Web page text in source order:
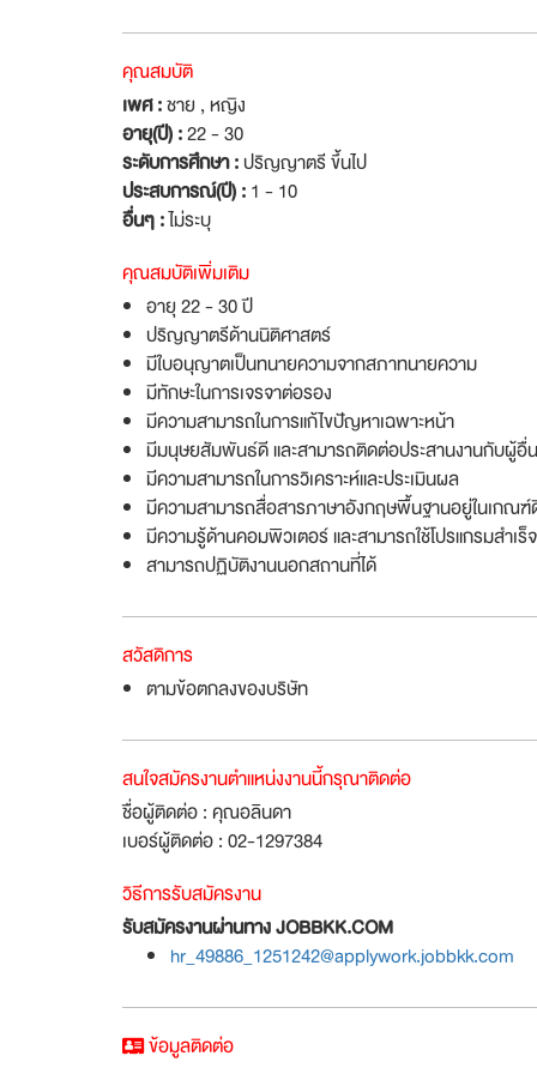
คุณสมบัติ
เพศ :ชาย , หญิง
อายุ(ปี) :22 - 30
ระดับการศึกษา :ปริญญาตรี ขึ้นไป
ประสบการณ์(ปี) :1 - 10
อื่นๆ :ไม่ระบุ
คุณสมบัติเพิ่มเติม
อายุ 22 - 30 ปี
ปริญญาตรีด้านนิติศาสตร์
มีใบอนุญาตเป็นทนายความจากสภาทนายความ
มีทักษะในการเจรจาต่อรอง
มีความสามารถในการแก้ไขปัญหาเฉพาะหน้า
มีมนุษยสัมพันธ์ดี และสามารถติดต่อประสานงานกับผู้อื่
มีความสามารถในการวิเคราะห์และประเมินผล
มีความสามารถสื่อสารภาษาอังกฤษพื้นฐานอยู่ในเกณฑ์
มีความรู้ด้านคอมพิวเตอร์ และสามารถใช้โปรแกรมสำเร็
สามารถปฏิบัติงานนอกสถานที่ได้
สวัสดิการ
ตามข้อตกลงของบริษัท
สนใจสมัครงานตำแหน่งงานนี้กรุณาติดต่อ
ชื่อผู้ติดต่อ : คุณอลินดา
เบอร์ผู้ติดต่อ : 02-1297384
วิธีการรับสมัครงาน
รับสมัครงานผ่านทาง JOBBKK.COM
hr_49886_1251242@applywork.jobbkk.com
ข้อมูลติดต่อ